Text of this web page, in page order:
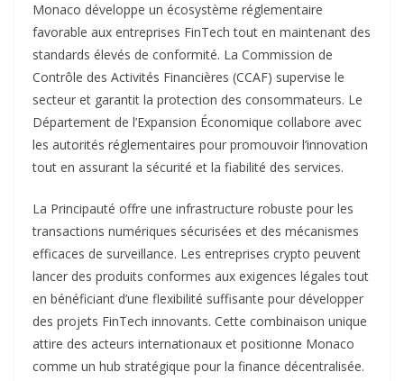
Monaco développe un écosystème réglementaire
favorable aux entreprises FinTech tout en maintenant des
standards élevés de conformité. La Commission de
Contrôle des Activités Financières (CCAF) supervise le
secteur et garantit la protection des consommateurs. Le
Département de l’Expansion Économique collabore avec
les autorités réglementaires pour promouvoir l’innovation
tout en assurant la sécurité et la fiabilité des services.​
La Principauté offre une infrastructure robuste pour les
transactions numériques sécurisées et des mécanismes
efficaces de surveillance. Les entreprises crypto peuvent
lancer des produits conformes aux exigences légales tout
en bénéficiant d’une flexibilité suffisante pour développer
des projets FinTech innovants. Cette combinaison unique
attire des acteurs internationaux et positionne Monaco
comme un hub stratégique pour la finance décentralisée.​